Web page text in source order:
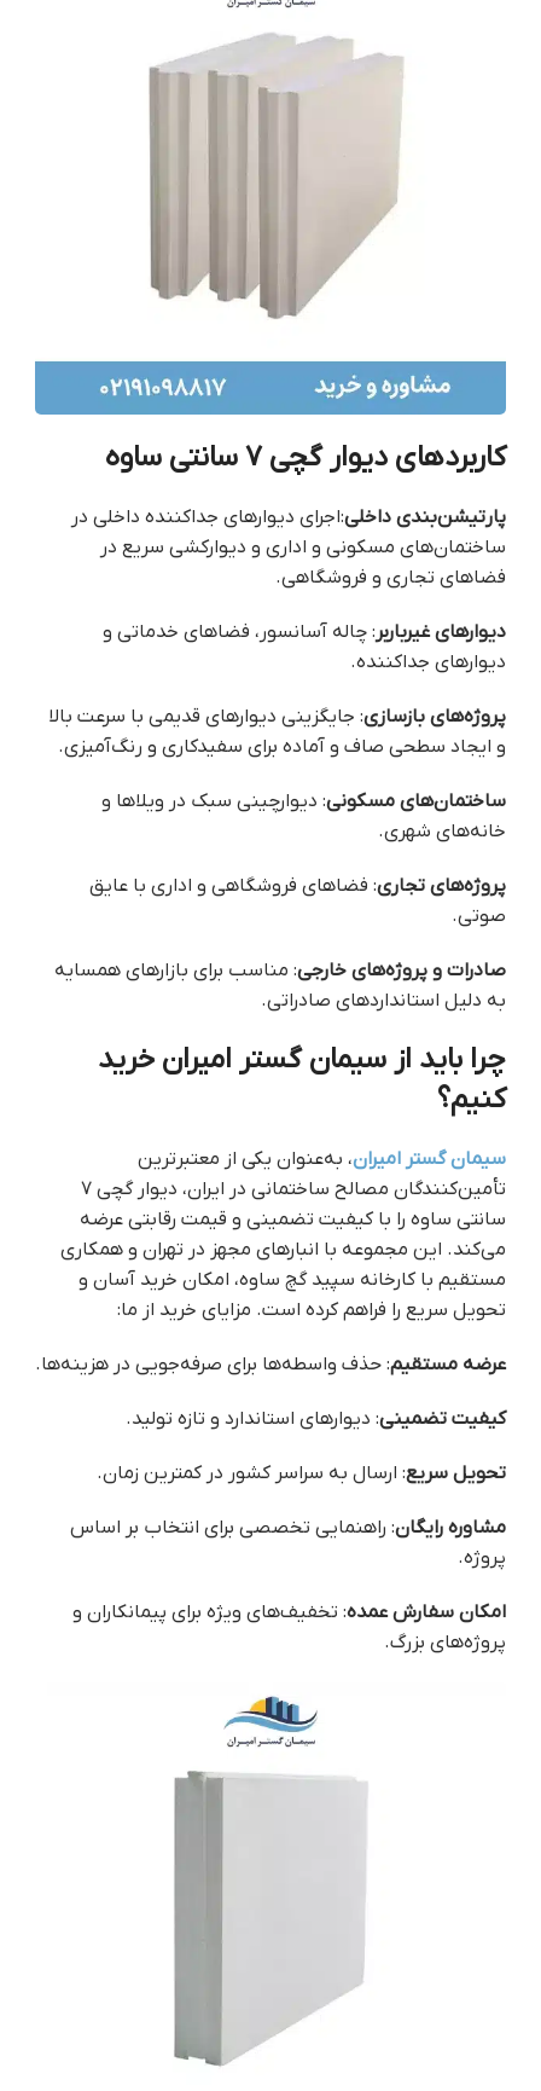
کاربردهای دیوار گچی ۷ سانتی ساوه
پارتیشن‌بندی داخلی:اجرای دیوارهای جداکننده داخلی در
ساختمان‌های مسکونی و اداری و دیوارکشی سریع در
فضاهای تجاری و فروشگاهی.
دیوارهای غیرباربر : چاله آسانسور، فضاهای خدماتی و
دیوارهای جداکننده.
پروژه‌های بازسازی: جایگزینی دیوارهای قدیمی با سرعت بالا
و ایجاد سطحی صاف و آماده برای سفیدکاری و رنگ‌آمیزی.
ساختمان‌های مسکونی: دیوارچینی سبک در ویلاها و
خانه‌های شهری.
پروژه‌های تجاری: فضاهای فروشگاهی و اداری با عایق
صوتی.
صادرات و پروژه‌های خارجی: مناسب برای بازارهای همسایه
به دلیل استانداردهای صادراتی.
چرا باید از سیمان گستر امیران خرید
کنیم؟
سیمان گستر امیران، به‌عنوان یکی از معتبرترین
تأمین‌کنندگان مصالح ساختمانی در ایران، دیوار گچی ۷
سانتی ساوه را با کیفیت تضمینی و قیمت رقابتی عرضه
می‌کند. این مجموعه با انبارهای مجهز در تهران و همکاری
مستقیم با کارخانه سپید گچ ساوه، امکان خرید آسان و
تحویل سریع را فراهم کرده است. مزایای خرید از ما:
عرضه مستقیم: حذف واسطه‌ها برای صرفه‌جویی در هزینه‌ها.
کیفیت تضمینی: دیوارهای استاندارد و تازه تولید.
تحویل سریع: ارسال به سراسر کشور در کمترین زمان.
مشاوره رایگان: راهنمایی تخصصی برای انتخاب بر اساس
پروژه.
امکان سفارش عمده: تخفیف‌های ویژه برای پیمانکاران و
پروژه‌های بزرگ.